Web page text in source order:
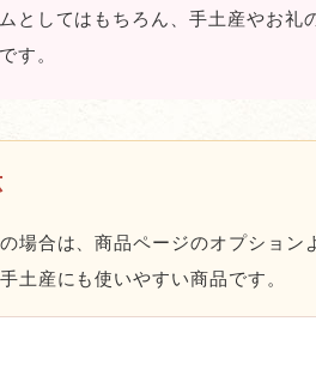
としてはもちろん、手土産やお礼
す。
場合は、商品ページのオプション
土産にも使いやすい商品です。